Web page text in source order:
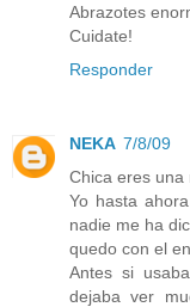
Abrazotes
Cuidate!
Responder
NEKA 7/8/09
Chica eres una
Yo hasta
nadie me ha
quedo con el
Antes si
dejaba ver